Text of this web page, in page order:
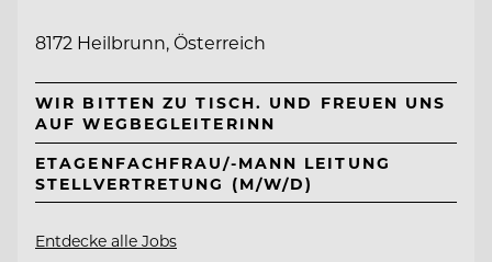
8172 Heilbrunn, Österreich
WIR BITTEN ZU TISCH. UND FREUEN UNS
AUF WEGBEGLEITERINN
ETAGENFACHFRAU/-MANN LEITUNG
STELLVERTRETUNG (M/W/D)
Entdecke alle Jobs